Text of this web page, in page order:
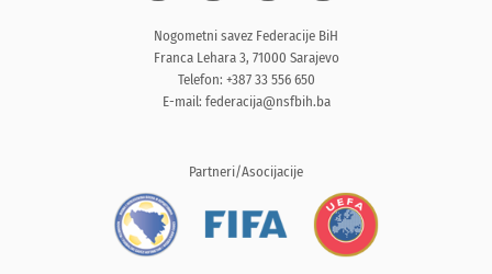
Nogometni savez Federacije BiH
Franca Lehara 3, 71000 Sarajevo
Telefon: +387 33 556 650
E-mail: federacija@nsfbih.ba
Partneri/Asocijacije